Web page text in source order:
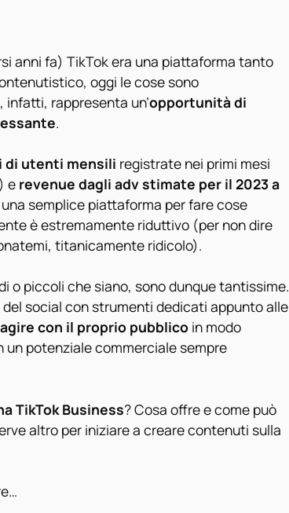
anni fa) TikTok era una piattaforma tanto
oggi le cose sono
rappresenta un’opportunità di
.
di utenti mensili registrate nei primi mesi
e revenue dagli adv stimate per il 2023 a
semplice piattaforma per fare cose
è estremamente riduttivo (per non dire
titanicamente ridicolo).
o piccoli che siano, sono dunque tantissime.
del social con strumenti dedicati appunto alle
con il proprio pubblicoin modo
potenziale commerciale sempre
TikTok Business? Cosa offre e come può
altro per iniziare a creare contenuti sulla